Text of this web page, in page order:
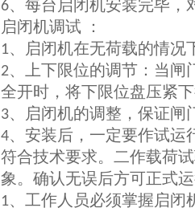
6、每台启闭机安装完毕，
启闭机调试 ：
1、启闭机在无荷载的情况
2、上下限位的调节：当闸
全开时，将下限位盘压紧
3、启闭机的调整，保证闸
4、安装后，一定要作试运
符合技术要求。二作载荷
象。确认无误后方可正式运
1、工作人员必须掌握启闭